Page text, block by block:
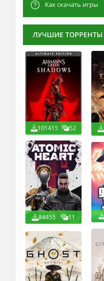
Как скачать игры
ЛУЧШИЕ ТОРРЕНТЫ
101415 52
84455 11